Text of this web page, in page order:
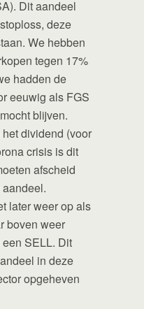
Dit aandeel
deze
We hebben
tegen 17%
hadden de
eeuwig als FGS
blijven.
dividend (voor
crisis is dit
afscheid
later weer op als
boven weer
SELL. Dit
in deze
opgeheven